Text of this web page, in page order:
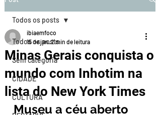
Todos os posts
Sem categoria
CIDADE
CULTURA
Todos os posts
Minas Gerais conquista o
mundo com Inhotim na
lista do New York Times
ibiaemfoco
15 de jan.2 min de leitura
Museu a céu aberto